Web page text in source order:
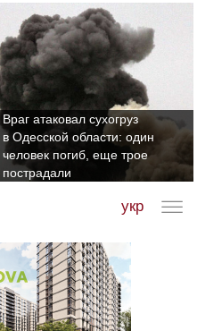
Враг атаковал сухогруз
в Одесской области: один
человек погиб, еще трое
пострадали
укр